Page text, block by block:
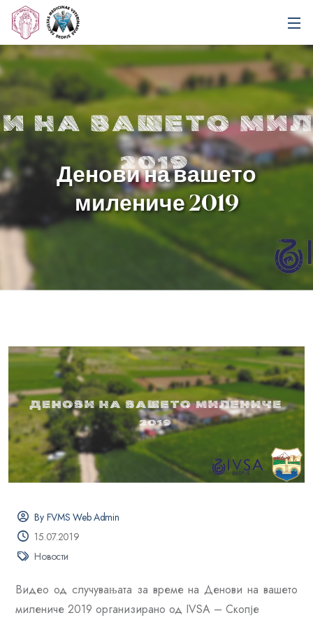
Денови на вашето
милениче 2019
By FVMS Web Admin
15.07.2019
Новости
Видео од случувањата за време на Денови на вашето
милениче 2019 организирано од IVSA – Скопје